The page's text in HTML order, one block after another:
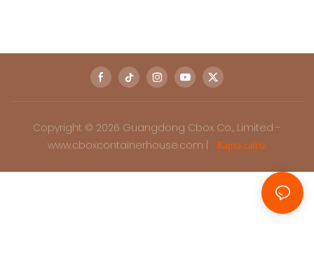
Copyright © 2026 Guangdong Cbox Co., Limited -
www.cboxcontainerhouse.com |
Карта сайта